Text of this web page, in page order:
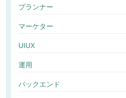
プランナー
マーケター
UIUX
運用
バックエンド